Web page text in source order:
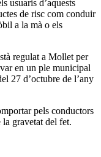
usuaris d’aquests
de risc com conduir
a la mà o els
regulat a Mollet per
en un ple municipal
27 d’octubre de l’any
pels conductors
gravetat del fet.